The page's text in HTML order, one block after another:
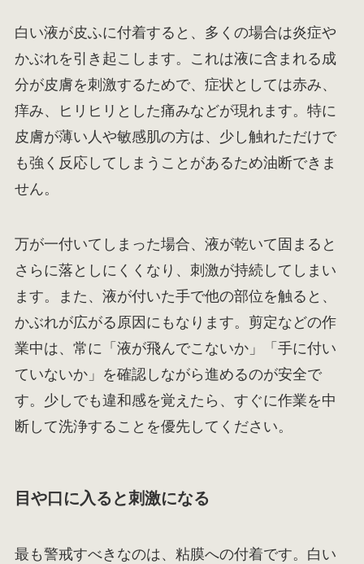
白い液が皮ふに付着すると、多くの場合は炎症や
かぶれを引き起こします。これは液に含まれる成
分が皮膚を刺激するためで、症状としては赤み、
痒み、ヒリヒリとした痛みなどが現れます。特に
皮膚が薄い人や敏感肌の方は、少し触れただけで
も強く反応してしまうことがあるため油断できま
せん。
万が一付いてしまった場合、液が乾いて固まると
さらに落としにくくなり、刺激が持続してしまい
ます。また、液が付いた手で他の部位を触ると、
かぶれが広がる原因にもなります。剪定などの作
業中は、常に「液が飛んでこないか」「手に付い
ていないか」を確認しながら進めるのが安全で
す。少しでも違和感を覚えたら、すぐに作業を中
断して洗浄することを優先してください。
目や口に入ると刺激になる
最も警戒すべきなのは、粘膜への付着です。白い